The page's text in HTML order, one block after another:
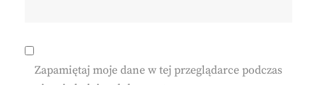
Zapamiętaj moje dane w tej przeglądarce podczas